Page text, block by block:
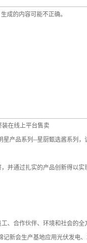
在线上平台售卖
产品系列--星厨甄选酱系列，
并通过扎实的产品创新得以
、合作伙伴、环境和社会的全
新会生产基地应用光伏发电